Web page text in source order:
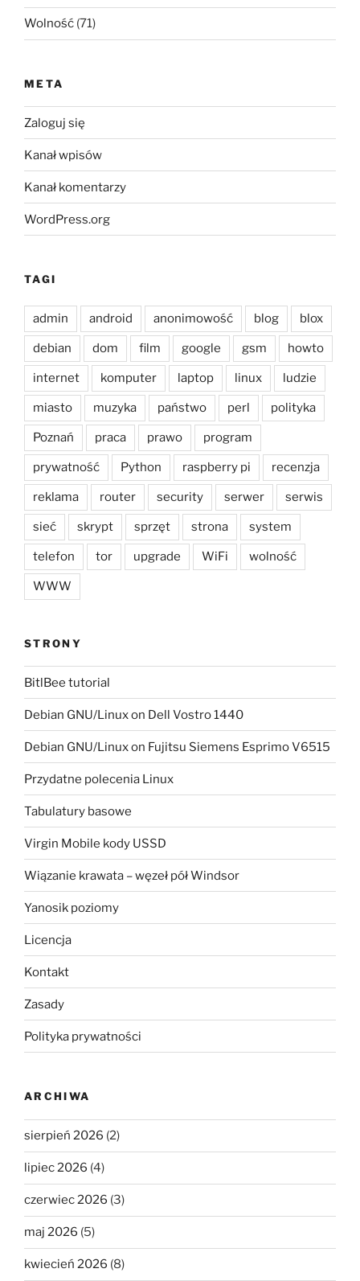
Wolność (71)
META
Zaloguj się
Kanał wpisów
Kanał komentarzy
WordPress.org
TAGI
admin android anonimowość blog blox
debian dom film google gsm howto
internet komputer laptop linux ludzie
miasto muzyka państwo perl polityka
Poznań praca prawo program
prywatność Python raspberry pi recenzja
reklama router security serwer serwis
sieć skrypt sprzęt strona system
telefon tor upgrade WiFi wolność
WWW
STRONY
BitlBee tutorial
Debian GNU/Linux on Dell Vostro 1440
Debian GNU/Linux on Fujitsu Siemens Esprimo V6515
Przydatne polecenia Linux
Tabulatury basowe
Virgin Mobile kody USSD
Wiązanie krawata – węzeł pół Windsor
Yanosik poziomy
Licencja
Kontakt
Zasady
Polityka prywatności
ARCHIWA
sierpień 2026 (2)
lipiec 2026 (4)
czerwiec 2026 (3)
maj 2026 (5)
kwiecień 2026 (8)